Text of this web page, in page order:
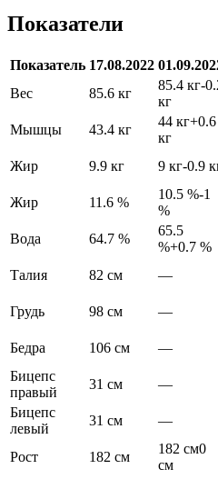
Показатели
Показатель 17.08.2022
Вес
85.6 кг
85.4 кг-
кг
Мышцы
43.4 кг
44 кг+0.6
кг
Жир
9.9 кг 9 кг-0.9
Жир
11.6 %
10.5 %-1
%
Вода
64.7 %
65.5
%+0.7 %
Талия
82 см —
Грудь 98 см —
Бедра 106 см —
Бицепс
правый
31 см —
Бицепс
левый
31 см —
Рост 182 см
182 см0
см